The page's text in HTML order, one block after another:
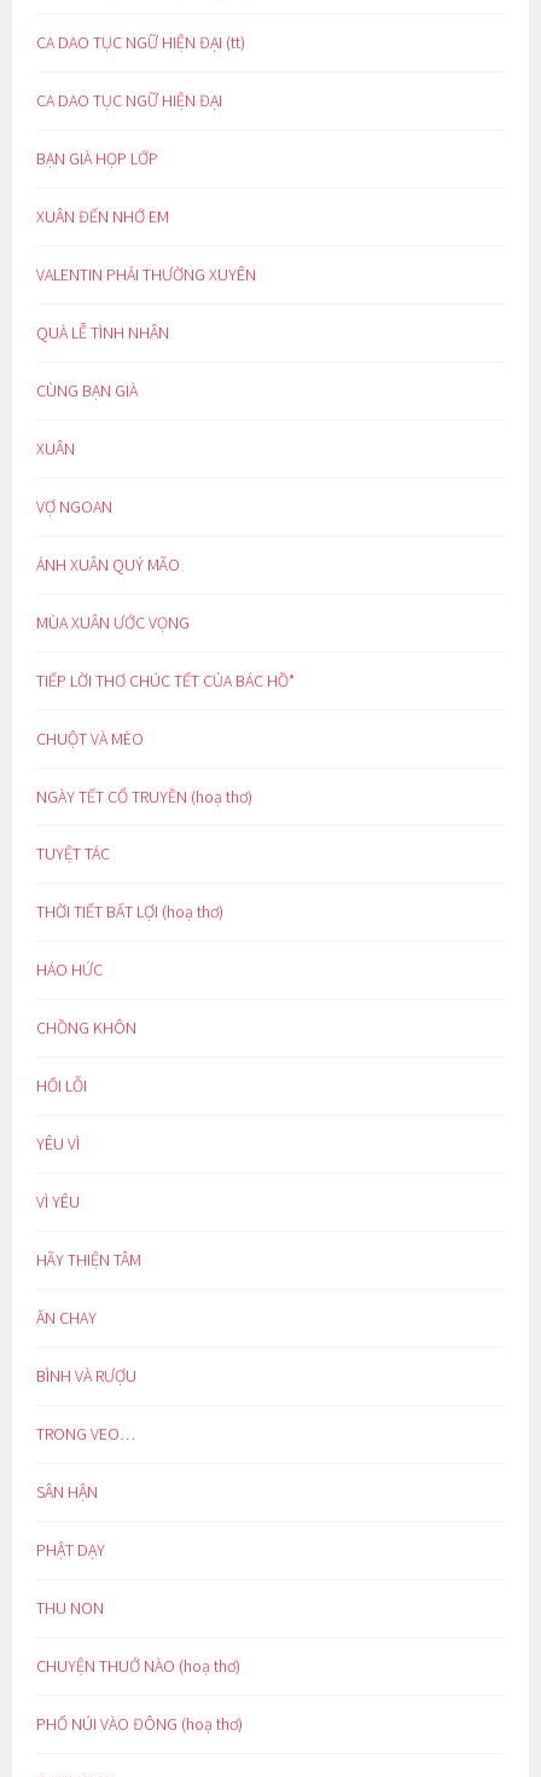
CA DAO TỤC NGỮ HIỆN ĐẠI (tt)
CA DAO TỤC NGỮ HIỆN ĐẠI
BẠN GIÀ HỌP LỚP
XUÂN ĐẾN NHỚ EM
VALENTIN PHẢI THƯỜNG XUYÊN
QUÀ LỄ TÌNH NHÂN
CÙNG BẠN GIÀ
XUÂN
VỢ NGOAN
ÁNH XUÂN QUÝ MÃO
MÙA XUÂN ƯỚC VỌNG
TIẾP LỜI THƠ CHÚC TẾT CỦA BÁC HỒ*
CHUỘT VÀ MÈO
NGÀY TẾT CỔ TRUYỀN (hoạ thơ)
TUYỆT TÁC
THỜI TIẾT BẤT LỢI (hoạ thơ)
HÁO HỨC
CHỒNG KHÔN
HỐI LỖI
YÊU VÌ
VÌ YÊU
HÃY THIỆN TÂM
ĂN CHAY
BÌNH VÀ RƯỢU
TRONG VEO…
SÂN HẬN
PHẬT DẠY
THU NON
CHUYỆN THUỞ NÀO (hoạ thơ)
PHỐ NÚI VÀO ĐÔNG (hoạ thơ)